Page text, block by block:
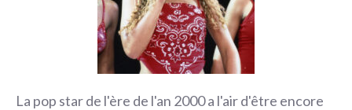
La pop star de l'ère de l'an 2000 a l'air d'être encore